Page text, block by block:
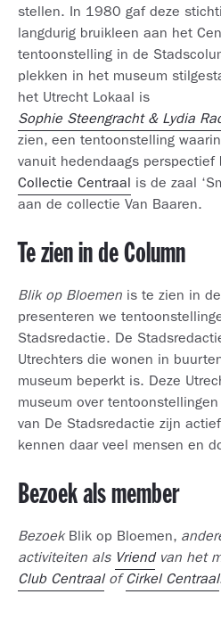
stellen. In 1980 gaf deze
langdurig bruikleen aan het
tentoonstelling in de
plekken in het museum
het Utrecht Lokaal is
Sophie Steengracht & Lydia
zien, een tentoonstelling
vanuit hedendaags perspectief
Collectie Centraal is de zaal
aan de collectie Van Baaren.
Te zien in de Column
Blik op Bloemen is te zien in
presenteren we
Stadsredactie. De
Utrechters die wonen in
museum beperkt is. Deze
museum over
van De Stadsredactie zijn
kennen daar veel mensen en
Bezoek als member
BezoekBlik op Bloemen,
activiteiten als Vriendvan het
Club Centraalof Cirkel Centraal